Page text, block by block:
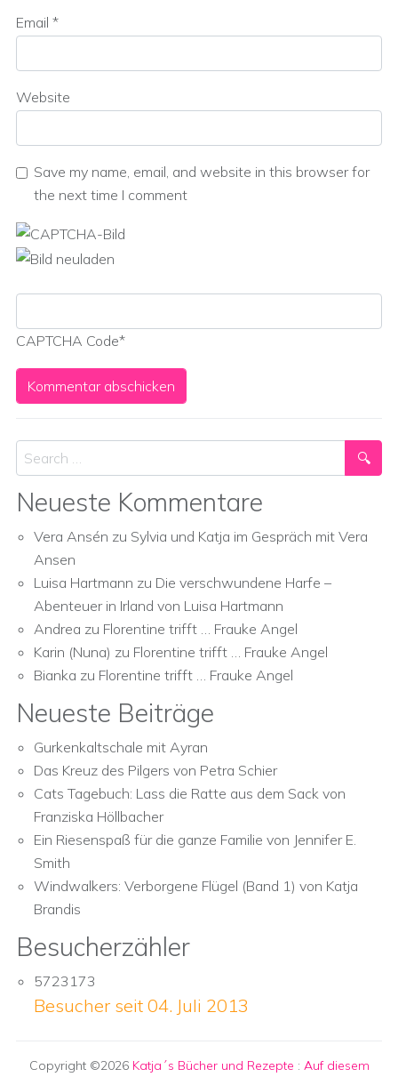
Email *
Website
Save my name, email, and website in this browser for
the next time I comment
CAPTCHA Code*
Search
Neueste Kommentare
Vera Ansén zu Sylvia und Katja im Gespräch mit Vera
Ansen
Luisa Hartmann zu Die verschwundene Harfe –
Abenteuer in Irland von Luisa Hartmann
Andrea zu Florentine trifft … Frauke Angel
Karin (Nuna) zu Florentine trifft … Frauke Angel
Bianka zu Florentine trifft … Frauke Angel
Neueste Beiträge
Gurkenkaltschale mit Ayran
Das Kreuz des Pilgers von Petra Schier
Cats Tagebuch: Lass die Ratte aus dem Sack von
Franziska Höllbacher
Ein Riesenspaß für die ganze Familie von Jennifer E.
Smith
Windwalkers: Verborgene Flügel (Band 1) von Katja
Brandis
Besucherzähler
5723173
Besucher seit 04. Juli 2013
Copyright ©2026 Katja´s Bücher und Rezepte : Auf diesem